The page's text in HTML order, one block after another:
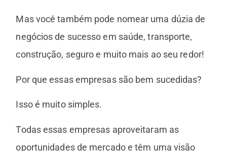
Mas você também pode nomear uma dúzia de
negócios de sucesso em saúde, transporte,
construção, seguro e muito mais ao seu redor!
Por que essas empresas são bem sucedidas?
Isso é muito simples.
Todas essas empresas aproveitaram as
oportunidades de mercado e têm uma visão